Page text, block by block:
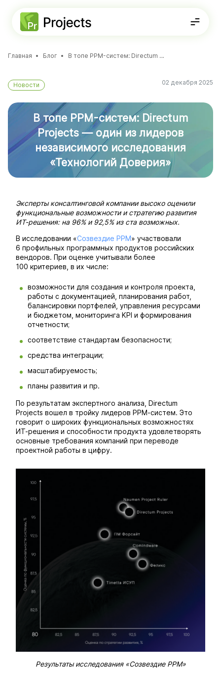
Решения
ФУНКЦИОНАЛЬНОСТЬ
Стратегическое планирование
Планирование проектов
Портфели и программы
Agile-доски
База знаний
ДЛЯ КОМАНД
Для
ИТ-департаментов
8-800-234-72-11
Получить консультацию
Главная Блог В топе PPM-систем: Directum Projects — один из лидеров независимого исследования «Технологий Доверия»
Новости 02 декабря 2025
В топе PPM-систем: Directum
Projects — один из лидеров
независимого исследования
«Технологий Доверия»
Эксперты консалтинговой компании высоко оценили
функциональные возможности и стратегию развития
ИТ-решения: на 96% и 92,5% из ста возможных.
В исследовании «Созвездие PPM» участвовали
6 профильных программных продуктов российских
вендоров. При оценке учитывали более
100 критериев, в их числе:
возможности для создания и контроля проекта,
работы с документацией, планирования работ,
балансировки портфелей, управления ресурсами
и бюджетом, мониторинга KPI и формирования
отчетности;
соответствие стандартам безопасности;
средства интеграции;
масштабируемость;
планы развития и пр.
По результатам экспертного анализа, Directum
Projects вошел в тройку лидеров PPM-cистем. Это
говорит о широких функциональных возможностях
ИТ-решения и способности продукта удовлетворять
основные требования компаний при переводе
проектной работы в цифру.
Результаты исследования «Созвездие PPM»